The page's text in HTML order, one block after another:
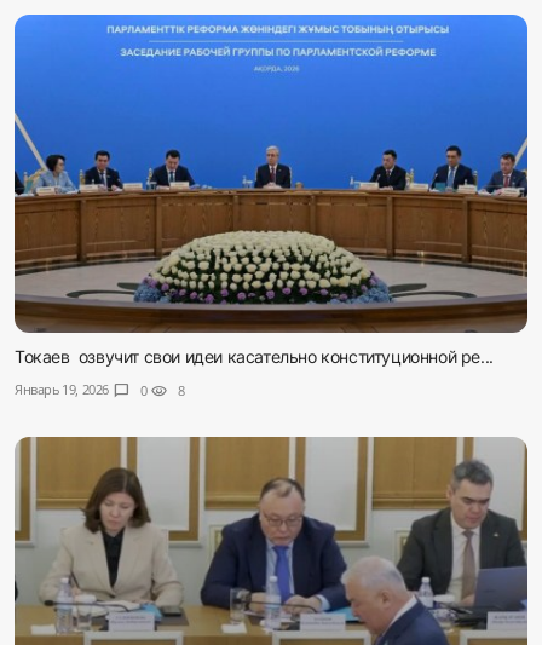
Токаев озвучит свои идеи касательно конституционной ре...
Январь 19, 2026 chat_bubble 0 visibility 8